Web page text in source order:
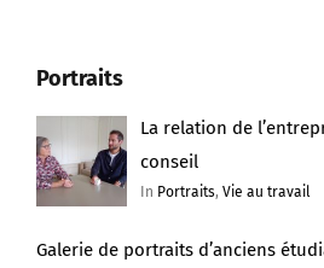
Portraits
La relation de
conseil
In Portraits,Vie au travail
Galerie de portraits d’anciens